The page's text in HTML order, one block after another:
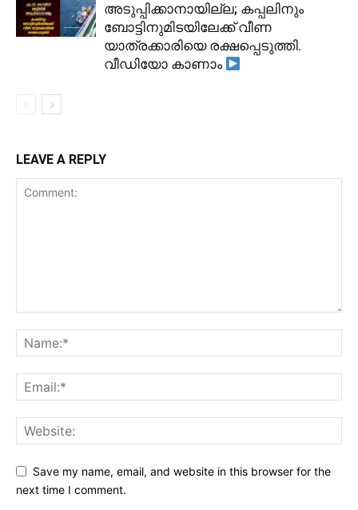
അടുപ്പിക്കാനായില്ല; കപ്പലിനും
ബോട്ടിനുമിടയിലേക്ക് വീണ
യാത്രക്കാരിയെ രക്ഷപ്പെടുത്തി.
വീഡിയോ കാണാം
LEAVE A REPLY
Save my name, email, and website in this browser for the
next time I comment.